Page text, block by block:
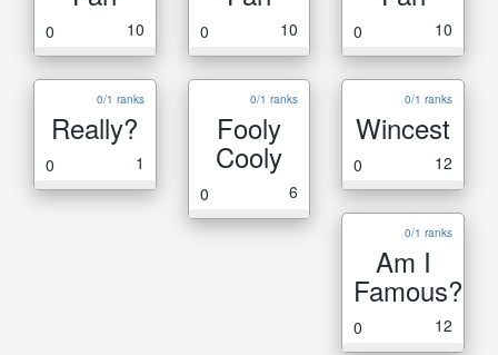
0 10 0 10 0 10
0/1 ranks
Really?
0 1
0/1 ranks
Fooly
Cooly
0 6
0/1 ranks
Wincest
0 12
0/1 ranks
Am I
Famous?
0 12